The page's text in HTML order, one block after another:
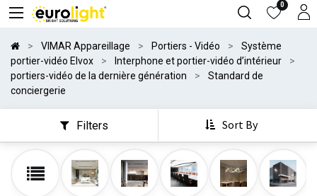
0
VIMAR Appareillage Portiers - Vidéo
Système
portier-vidéo Elvox
Interphone et portier-vidéo d’intérieur
portiers-vidéo de la dernière génération
Standard de
conciergerie
Filters Sort By